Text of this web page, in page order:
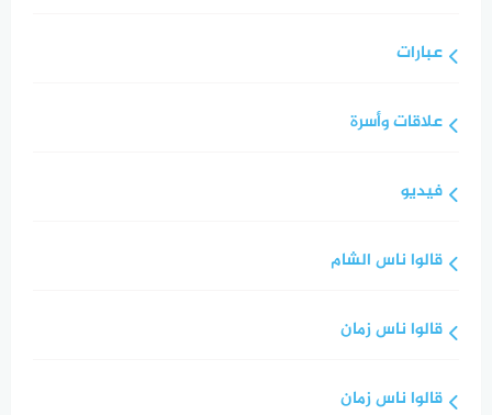
عبارات
علاقات وأسرة
فيديو
قالوا ناس الشام
قالوا ناس زمان
قالوا ناس زمان